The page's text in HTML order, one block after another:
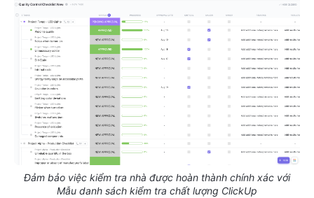
Đảm bảo việc kiểm tra nhà được hoàn thành chính xác với
Mẫu danh sách kiểm tra chất lượng ClickUp